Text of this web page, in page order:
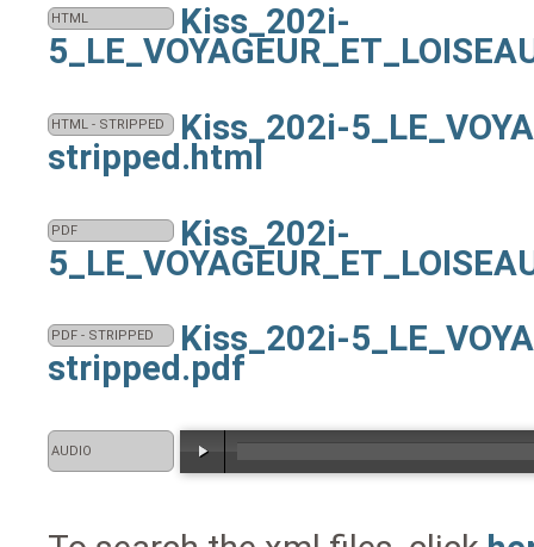
HTML Kiss_202i-
HTML - STRIPPED Kiss_202i-
stripped.html
PDF Kiss_202i-
PDF - STRIPPED Kiss_202i-
stripped.pdf
AUDIO